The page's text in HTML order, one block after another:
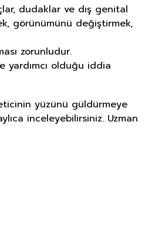
dudaklar ve dış genital
görünümünü değiştirmek,
zorunludur.
yardımcı olduğu iddia
yüzünü güldürmeye
inceleyebilirsiniz. Uzman